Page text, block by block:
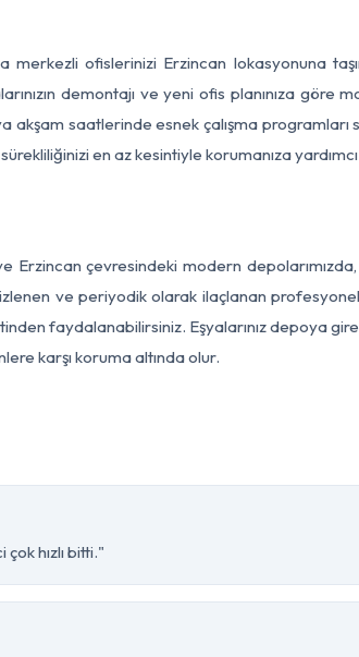
merkezli ofislerinizi Erzincan lokasyonuna
demontajı ve yeni ofis planınıza göre
saatlerinde esnek çalışma programları
en az kesintiyle korumanıza
Erzincan çevresindeki modern
ve periyodik olarak ilaçlanan
faydalanabilirsiniz. Eşyalarınız depoya
karşı koruma altında olur.
hızlı bitti."